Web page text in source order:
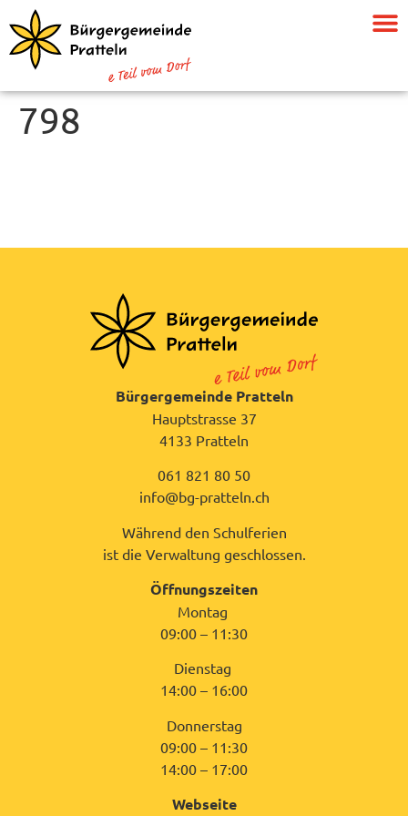
798
Bürgergemeinde Pratteln
Hauptstrasse 37
4133 Pratteln
061 821 80 50
info@bg-pratteln.ch
Während den Schulferien
ist die Verwaltung geschlossen.
Öffnungszeiten
Montag
09:00 – 11:30
Dienstag
14:00 – 16:00
Donnerstag
09:00 – 11:30
14:00 – 17:00
Webseite